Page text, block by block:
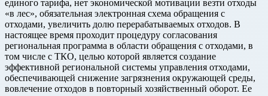
единого тарифа, нет экономической мотивации везти отходы
«в лес», обязательная электронная схема обращения с
отходами, увеличить долю перерабатываемых отходов. В
настоящее время проходит процедуру согласования
региональная программа в области обращения с отходами, в
том числе с ТКО, целью которой является создание
эффективной региональной системы управления отходами,
обеспечивающей снижение загрязнения окружающей среды,
вовлечение отходов в повторный хозяйственный оборот. Ее